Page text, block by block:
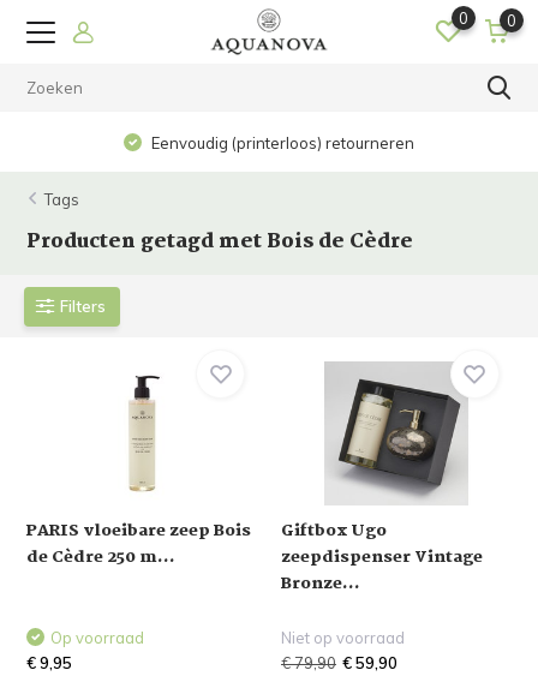
0 0
Eenvoudig (printerloos) retourneren
Tags
Producten getagd met Bois de Cèdre
Filters
PARIS vloeibare zeep Bois
de Cèdre 250 m...
Op voorraad
€ 9,95
Giftbox Ugo
zeepdispenser Vintage
Bronze...
Niet op voorraad
€ 79,90 € 59,90